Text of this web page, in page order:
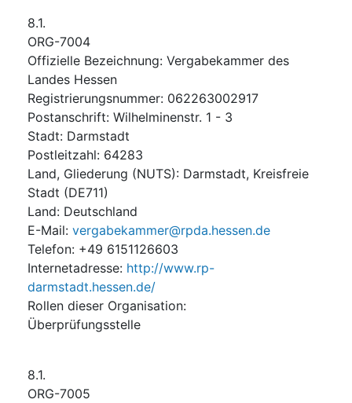
8.1.
ORG-7004
Offizielle Bezeichnung: Vergabekammer des
Landes Hessen
Registrierungsnummer: 062263002917
Postanschrift: Wilhelminenstr. 1 - 3
Stadt: Darmstadt
Postleitzahl: 64283
Land, Gliederung (NUTS): Darmstadt, Kreisfreie
Stadt (DE711)
Land: Deutschland
E-Mail: vergabekammer@rpda.hessen.de
Telefon: +49 6151126603
Internetadresse: http://www.rp-
darmstadt.hessen.de/
Rollen dieser Organisation:
Überprüfungsstelle
8.1.
ORG-7005